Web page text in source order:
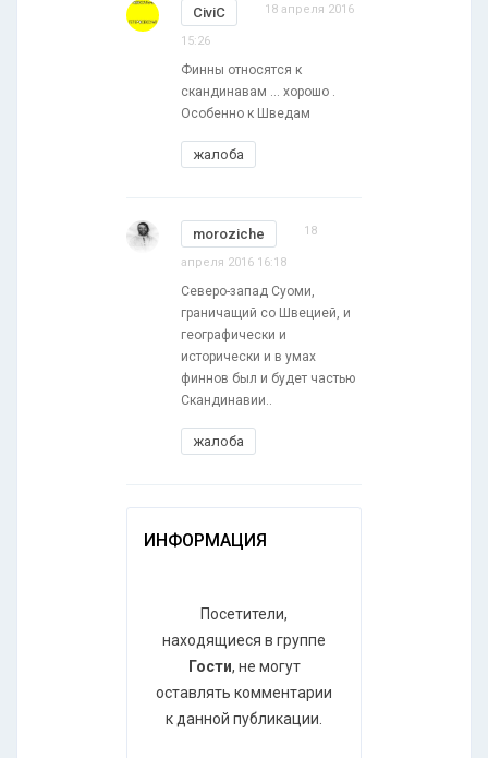
CiviC 18 апреля 2016
15:26
Финны относятся к
скандинавам ... хорошо .
Особенно к Шведам
жалоба
moroziche 18
апреля 2016 16:18
Северо-запад Суоми,
граничащий со Швецией, и
географически и
исторически и в умах
финнов был и будет частью
Скандинавии..
жалоба
ИНФОРМАЦИЯ
Посетители,
находящиеся в группе
Гости, не могут
оставлять комментарии
к данной публикации.